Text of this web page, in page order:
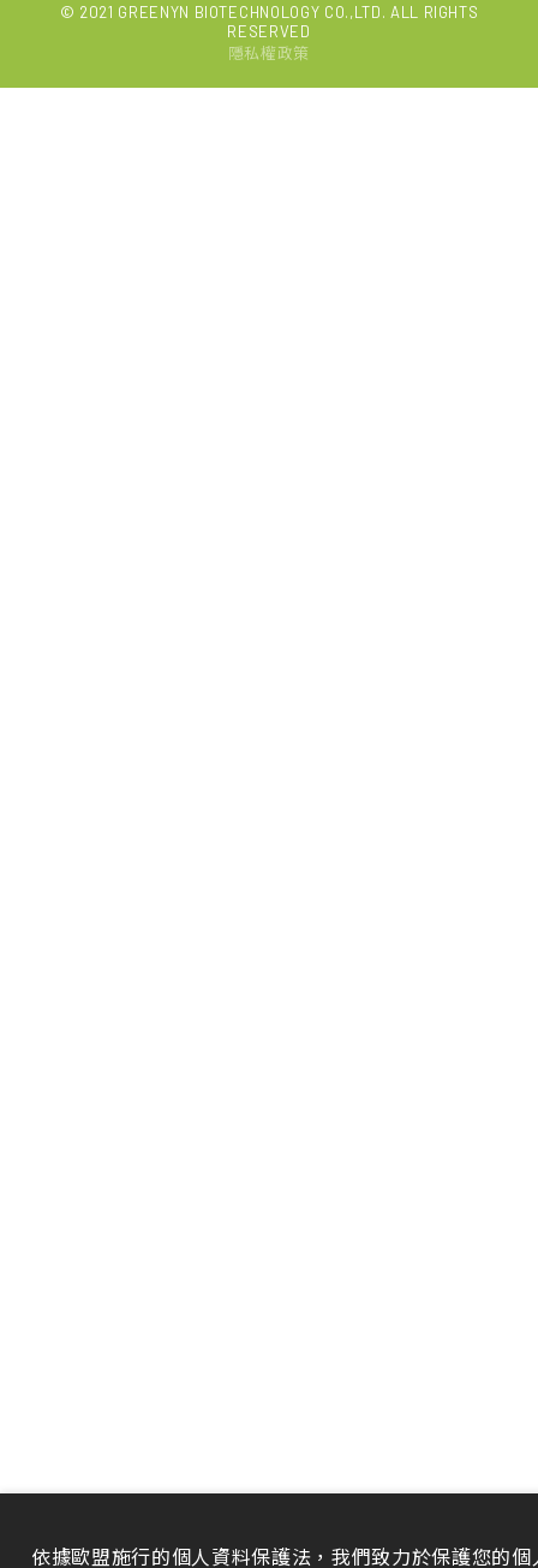
© 2021 GREENYN BIOTECHNOLOGY CO.,LTD. ALL RIGHTS
RESERVED
隱私權政策
依據歐盟施行的個人資料保護法，我們致力於保護您的個